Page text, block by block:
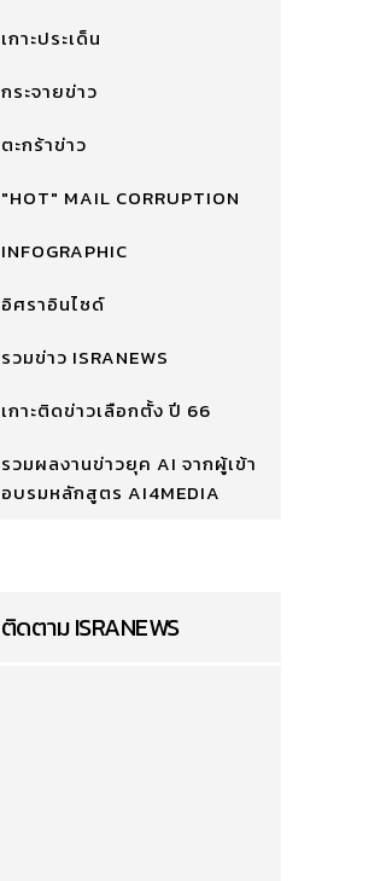
เกาะประเด็น
กระจายข่าว
ตะกร้าข่าว
"HOT" MAIL CORRUPTION
INFOGRAPHIC
อิศราอินไซด์
รวมข่าว ISRANEWS
เกาะติดข่าวเลือกตั้ง ปี 66
รวมผลงานข่าวยุค AI จากผู้เข้า
อบรมหลักสูตร AI4MEDIA
ติดตาม ISRANEWS